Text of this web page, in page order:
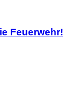
Feuerwehr!